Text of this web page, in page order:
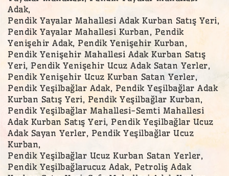
Adak,
Pendik Yayalar Mahallesi Adak Kurban Satış Yeri,
Pendik Yayalar Mahallesi Kurban, Pendik
Yenişehir Adak, Pendik Yenişehir Kurban,
Pendik Yenişehir Mahallesi Adak Kurban Satış
Yeri, Pendik Yenişehir Ucuz Adak Satan Yerler,
Pendik Yenişehir Ucuz Kurban Satan Yerler,
Pendik Yeşilbağlar Adak, Pendik Yeşilbağlar Adak
Kurban Satış Yeri, Pendik Yeşilbağlar Kurban,
Pendik Yeşilbağlar Mahallesi-Semti Mahallesi
Adak Kurban Satış Yeri, Pendik Yeşilbağlar Ucuz
Adak Sayan Yerler, Pendik Yeşilbağlar Ucuz
Kurban,
Pendik Yeşilbağlar Ucuz Kurban Satan Yerler,
Pendik Yeşilbağlarucuz Adak, Petroliş Adak